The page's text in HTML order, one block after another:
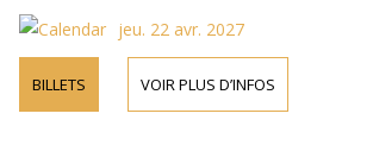
jeu. 22 avr. 2027
BILLETS VOIR PLUS D’INFOS